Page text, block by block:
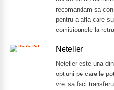
recomandam sa
pentru a afla care
comisioanele la
Neteller
Neteller este una
optiuni pe care le
vrei sa faci